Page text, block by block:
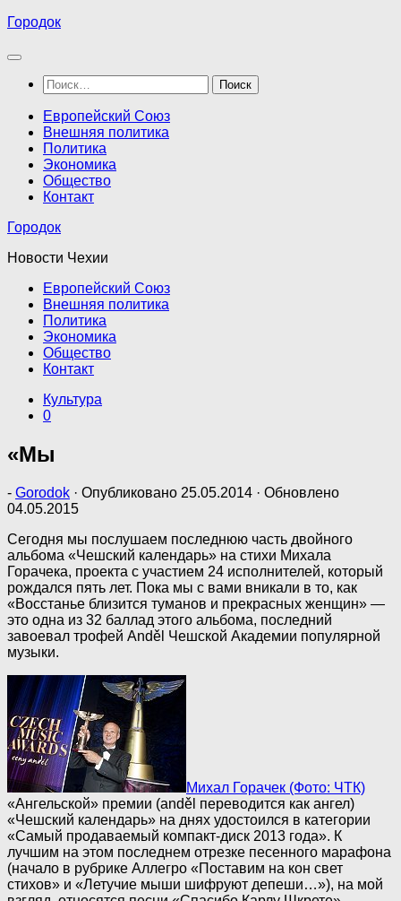
Перейти
содержимому
Городок
Найти:
Европейский Союз
Внешняя политика
Политика
Экономика
Общество
Контакт
Городок
Новости Чехии
Европейский Союз
Внешняя политика
Политика
Экономика
Общество
Контакт
Культура
0
«Мы
- Gorodok · Опубликовано 25.05.2014 · Обновлено
04.05.2015
Сегодня мы послушаем последнюю часть двойного
альбома «Чешский календарь» на стихи Михала
Горачека, проекта с участием 24 исполнителей, который
рождался пять лет. Пока мы с вами вникали в то, как
«Восстанье близится туманов и прекрасных женщин» —
это одна из 32 баллад этого альбома, последний
завоевал трофей Anděl Чешской Академии популярной
музыки.
Михал Горачек (Фото: ЧТК)
«Ангельской» премии (аnděl переводится как ангел)
«Чешский календарь» на днях удостоился в категории
«Самый продаваемый компакт-диск 2013 года». К
лучшим на этом последнем отрезке песенного марафона
(начало в рубрике Аллегро «Поставим на кон свет
стихов» и «Летучие мыши шифруют депеши…»), на мой